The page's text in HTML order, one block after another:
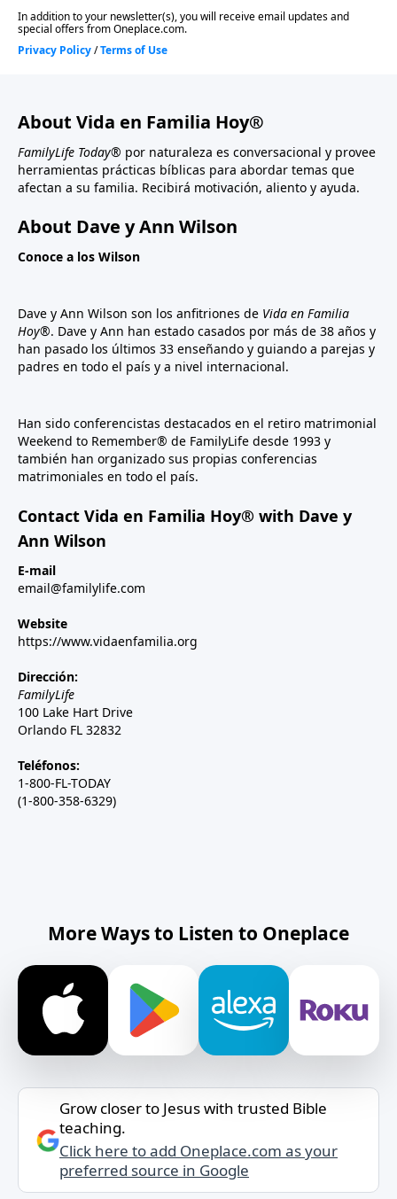
About Vida en Familia Hoy®
FamilyLife Today® por naturaleza es conversacional y provee
herramientas prácticas bíblicas para abordar temas que
afectan a su familia. Recibirá motivación, aliento y ayuda.
About Dave y Ann Wilson
Conoce a los Wilson
Dave y Ann Wilson son los anfitriones de Vida en Familia
Hoy®. Dave y Ann han estado casados por más de 38 años y
han pasado los últimos 33 enseñando y guiando a parejas y
padres en todo el país y a nivel internacional.
Han sido conferencistas destacados en el retiro matrimonial
Weekend to Remember® de FamilyLife desde 1993 y
también han organizado sus propias conferencias
matrimoniales en todo el país.
Contact Vida en Familia Hoy® with Dave y
Ann Wilson
E-mail
email@familylife.com
Website
https://www.vidaenfamilia.org
Dirección:
FamilyLife
100 Lake Hart Drive
Orlando FL 32832
Teléfonos:
1-800-FL-TODAY
(1-800-358-6329)
More Ways to Listen to Oneplace
Grow closer to Jesus with trusted Bible
teaching.
Click here to add Oneplace.com as your
preferred source in Google